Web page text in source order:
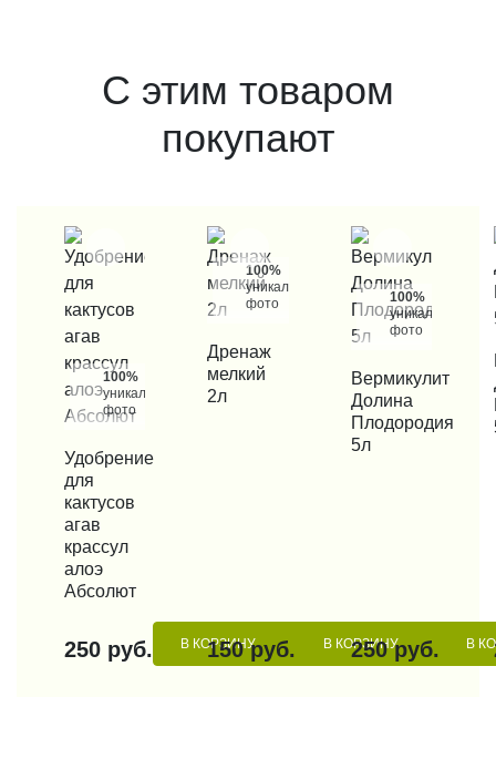
С этим товаром
покупают
100%
уникальные
фото
КУПИТЬ В 1 КЛИК
Удобрение
для
кактусов
агав
крассул
алоэ
Абсолют
250 руб. В КОРЗИНУ
100%
уникальные
фото
КУПИТЬ В 1 КЛИК
Дренаж
мелкий
2л
150 руб. В КОРЗИНУ
100%
уникальные
фото
КУПИТЬ В 1 КЛИК
Вермикулит
Долина
Плодородия
5л
250 руб. В